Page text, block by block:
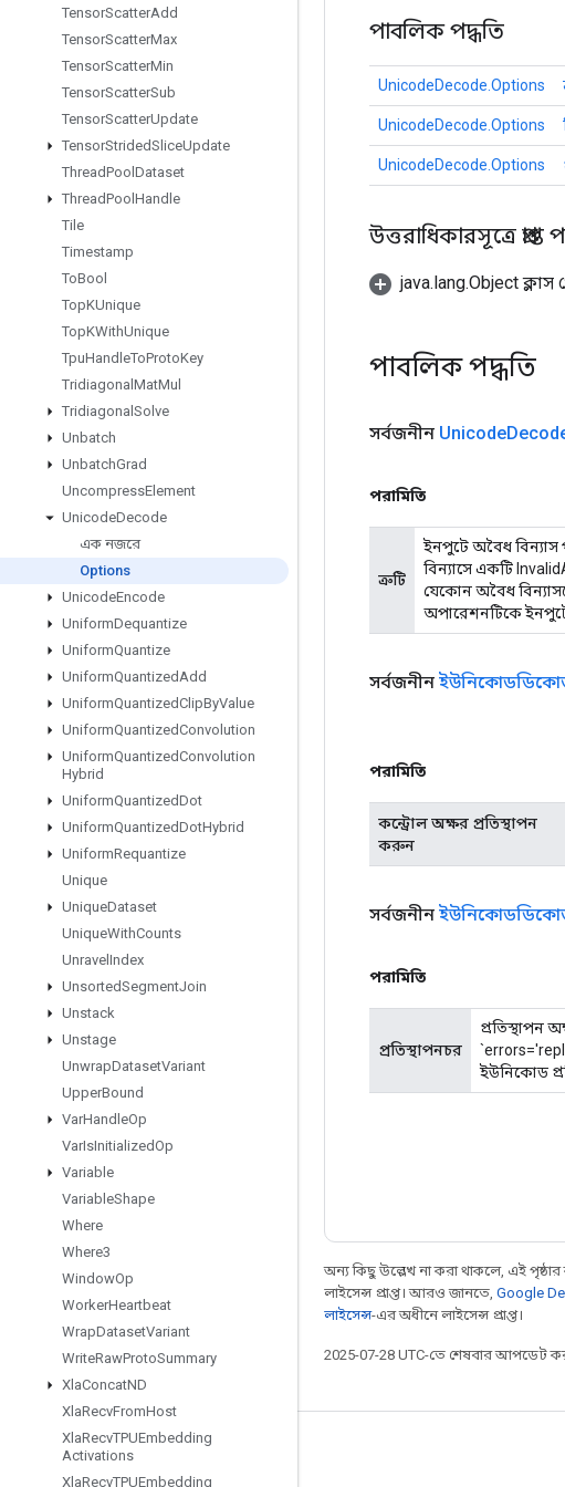
TensorScatterAdd
TensorScatterMax
TensorScatterMin
TensorScatterSub
TensorScatterUpdate
TensorStridedSliceUpdate
ThreadPool Dataset
ThreadPool Handle
Tile
Timestamp
ToBool
TopKUnique
TopKWithUnique
TpuHandleToProtoKey
Tridiagonal MatMul
Tridiagonal Solve
Unbatch
UnbatchGrad
UncompressElement
UnicodeDecode
এক নজরে
Options
UnicodeEncode
UniformDequantize
UniformQuantize
UniformQuantizedAdd
UniformQuantizedClipByValue
UniformQuantizedConvolution
UniformQuantizedConvolution
Hybrid
UniformQuantizedDot
UniformQuantizedDotHybrid
UniformRequantize
Unique
UniqueDataset
UniqueWithCounts
Unravel Index
UnsortedSegmentJoin
Unstack
Unstage
UnwrapDatasetVariant
UpperBound
VarHandleOp
VarIsInitializedOp
Variable
VariableShape
Where
Where3
WindowOp
WorkerHeartbeat
WrapDatasetVariant
WriteRawProtoSummary
XlaConcatND
XlaRecvFromHost
XlaRecvTPUEmbedding
Activations
XlaRecvTPUEmbedding
পাবলিক পদ্ধতি
UnicodeDecode.Options
UnicodeDecode.Options
UnicodeDecode.Options
উত্তরাধিকারসূত্রে প্রাপ্ত
java.lang.Object ক্লাস
পাবলিক পদ্ধতি
সর্বজনীন Unicode
পরামিতি
ত্রুটি
ইনপুটে অবৈধ
বিন্যাসে একটি
যেকোন অবৈধ
অপারেশনটিকে
সর্বজনীন
পরামিতি
কন্ট্রোল অক্ষর প্রতিস্থাপন
করুন
সর্বজনীন
পরামিতি
প্রতিস্থাপনচর
প্রতিস্থাপন
ইউনিকোড
অন্য কিছু উল্লেখ না করা থাকলে, এই পৃষ্ঠার
লাইসেন্স প্রাপ্ত। আরও জানতে, Google
লাইসেন্স-এর অধীনে লাইসেন্স প্রাপ্ত।
2025-07-28 UTC-তে শেষবার আপডেট
সবসময় যুক্ত থাকুন